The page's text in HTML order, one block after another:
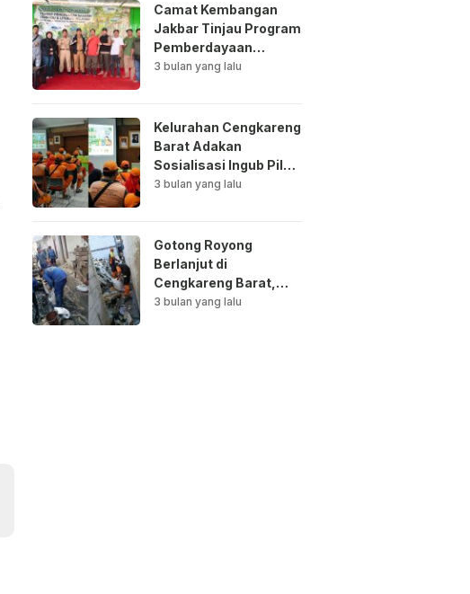
Camat Kembangan
Jakbar Tinjau Program
Pemberdayaan
Lingkungan di Bale
3 bulan yang lalu
Kelurahan Cengkareng
Barat Adakan
Sosialisasi Ingub Pilah
Sampah Kepada PPSU
3 bulan yang lalu
Gotong Royong
Berlanjut di
Cengkareng Barat,
Saluran Air
3 bulan yang lalu